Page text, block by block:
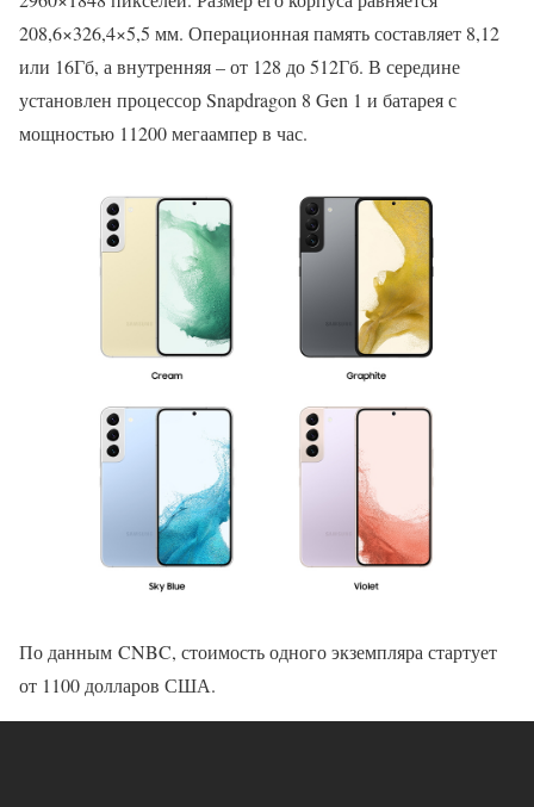
208,6×326,4×5,5 мм. Операционная память составляет 8,12
или 16Гб, а внутренняя – от 128 до 512Гб. В середине
установлен процессор Snapdragon 8 Gen 1 и батарея с
мощностью 11200 мегаампер в час.
По данным CNBC, стоимость одного экземпляра стартует
от 1100 долларов США.